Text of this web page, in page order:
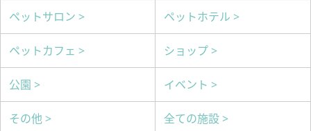
ペットサロン > ペットホテル >
ペットカフェ > ショップ >
公園 > イベント >
その他 > 全ての施設 >